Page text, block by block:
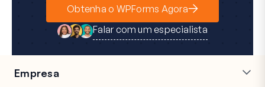
Obtenha o WPForms Agora
Falar com um especialista
Empresa